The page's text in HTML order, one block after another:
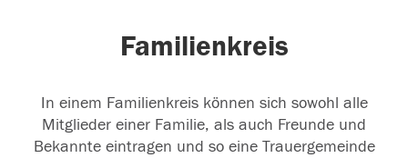
Familienkreis
In einem Familienkreis können sich sowohl alle
Mitglieder einer Familie, als auch Freunde und
Bekannte eintragen und so eine Trauergemeinde